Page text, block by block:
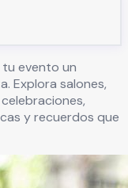
evento un
. Explora salones,
y recuerdos que